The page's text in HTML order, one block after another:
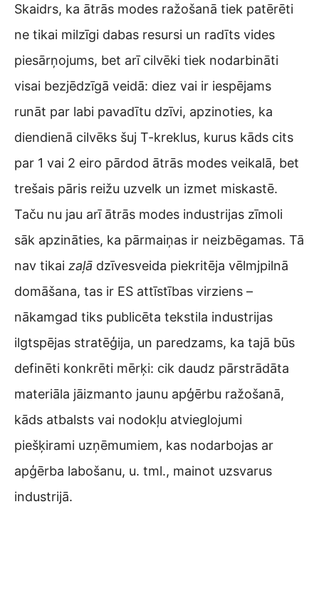
Skaidrs, ka ātrās modes ražošanā tiek patērēti
ne tikai milzīgi dabas resursi un radīts vides
piesārņojums, bet arī cilvēki tiek nodarbināti
visai bezjēdzīgā veidā: diez vai ir iespējams
runāt par labi pavadītu dzīvi, apzinoties, ka
diendienā cilvēks šuj T-kreklus, kurus kāds cits
par 1 vai 2 eiro pārdod ātrās modes veikalā, bet
trešais pāris reižu uzvelk un izmet miskastē.
Taču nu jau arī ātrās modes industrijas zīmoli
sāk apzināties, ka pārmaiņas ir neizbēgamas. Tā
nav tikai zaļā dzīvesveida piekritēja vēlmjpilnā
domāšana, tas ir ES attīstības virziens –
nākamgad tiks publicēta tekstila industrijas
ilgtspējas stratēģija, un paredzams, ka tajā būs
definēti konkrēti mērķi: cik daudz pārstrādāta
materiāla jāizmanto jaunu apģērbu ražošanā,
kāds atbalsts vai nodokļu atvieglojumi
piešķirami uzņēmumiem, kas nodarbojas ar
apģērba labošanu, u. tml., mainot uzsvarus
industrijā.